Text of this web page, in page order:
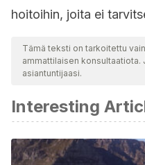
hoitoihin, joita ei
Tämä teksti on tarkoitettu
ammattilaisen
asiantuntijaasi.
Interesting